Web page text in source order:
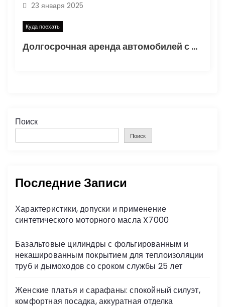
23 января 2025
Куда поехать
Долгосрочная аренда автомобилей с водителем в Москве
Поиск
Поиск
Последние Записи
Характеристики, допуски и применение
синтетического моторного масла X7000
Базальтовые цилиндры с фольгированным и
некашированным покрытием для теплоизоляции
труб и дымоходов со сроком службы 25 лет
Женские платья и сарафаны: спокойный силуэт,
комфортная посадка, аккуратная отделка